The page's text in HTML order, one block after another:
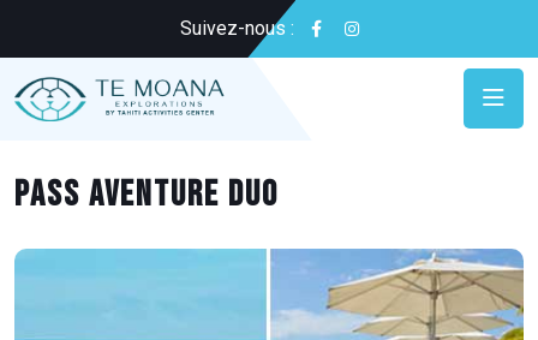
Suivez-nous :
PASS AVENTURE DUO